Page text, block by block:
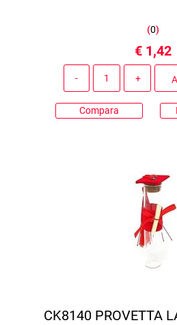
(0)
€ 1,42
Compara
CK8140 PROVETTA